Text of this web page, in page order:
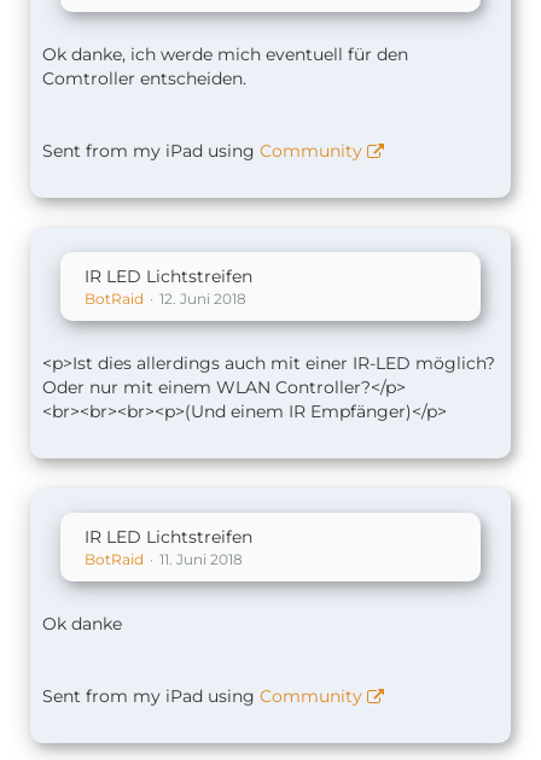
Ok danke, ich werde mich eventuell für den
Comtroller entscheiden.
Sent from my iPad using Community
IR LED Lichtstreifen
BotRaid 12. Juni 2018
<p>Ist dies allerdings auch mit einer IR-LED möglich?
Oder nur mit einem WLAN Controller?</p>
<br><br><br><p>(Und einem IR Empfänger)</p>
IR LED Lichtstreifen
BotRaid 11. Juni 2018
Ok danke
Sent from my iPad using Community